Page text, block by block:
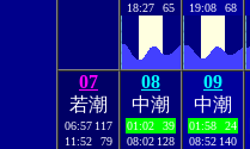
18:27
65
19:08
68
07
若潮
06:57 117
11:52
79
08
中潮
01:02
39
08:02 128
09
中潮
01:58
24
08:52 140